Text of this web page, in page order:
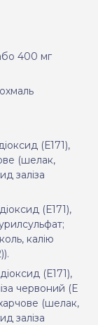
400 мг
(Е171),
(шелак,
заліза
(Е171),
калію
).
(Е171),
червоний (Е
(шелак,
заліза